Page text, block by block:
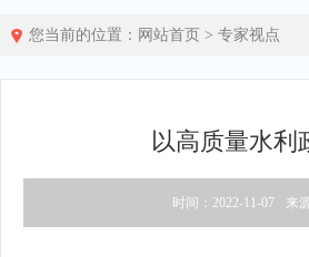
您当前的位置： 网站首页 > 专家视点
以高质量水利
时间：2022-11-07 来